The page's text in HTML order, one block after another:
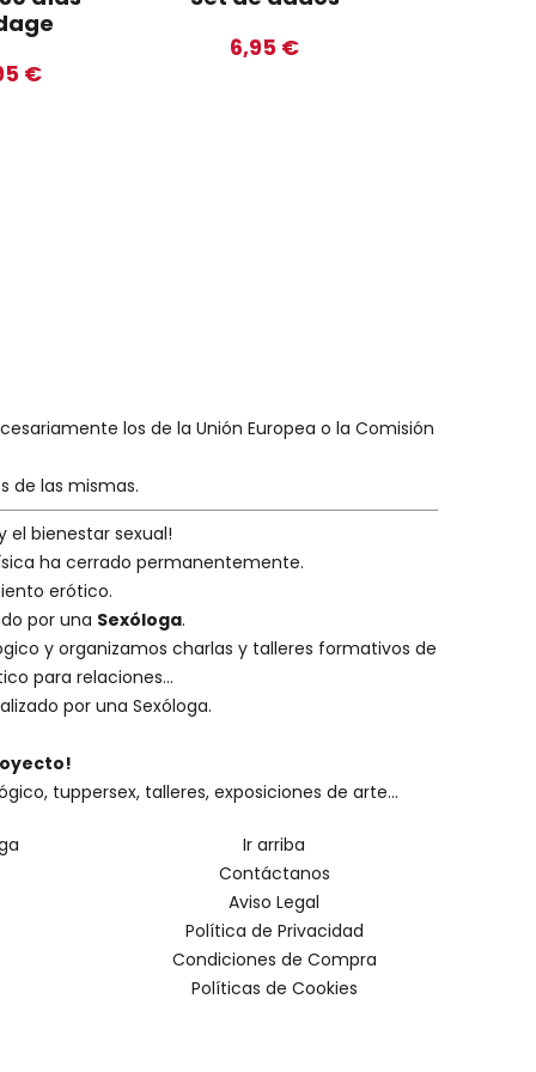
€
6,95 €
los de la Unión Europea o la Comisión
de las mismas.
bienestar sexual!
ha cerrado permanentemente.
erótico.
por una Sexóloga.
y organizamos charlas y talleres formativos de
para relaciones...
por una Sexóloga.
tuppersex, talleres, exposiciones de arte...
Ir arriba
Contáctanos
Aviso Legal
Política de Privacidad
Condiciones de Compra
Políticas de Cookies